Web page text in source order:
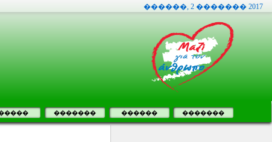
������, 2 ������� 2017
������� ������ �������